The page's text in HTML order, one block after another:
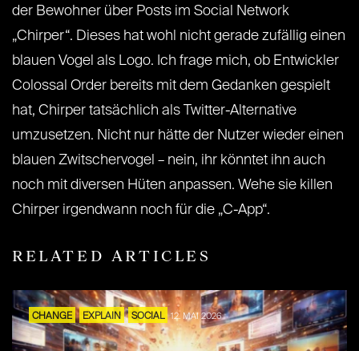
der Bewohner über Posts im Social Network
„Chirper“. Dieses hat wohl nicht gerade zufällig einen
blauen Vogel als Logo. Ich frage mich, ob Entwickler
Colossal Order bereits mit dem Gedanken gespielt
hat, Chirper tatsächlich als Twitter-Alternative
umzusetzen. Nicht nur hätte der Nutzer wieder einen
blauen Zwitschervogel – nein, ihr könntet ihn auch
noch mit diversen Hüten anpassen. Wehe sie killen
Chirper irgendwann noch für die „C-App“.
RELATED ARTICLES
CHANGE EXPLAIN SOCIAL 12. MAI 2026